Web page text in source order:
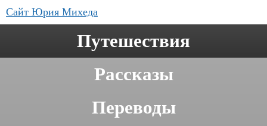
Сайт Юрия Михеда
Путешествия
Рассказы
Переводы